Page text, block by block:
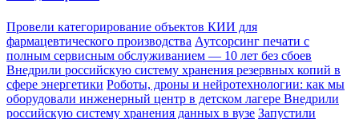
Провели категорирование объектов КИИ для
фармацевтического производства Аутсорсинг печати с
полным сервисным обслуживанием — 10 лет без сбоев
Внедрили российскую систему хранения резервных копий в
сфере энергетики Роботы, дроны и нейротехнологии: как мы
оборудовали инженерный центр в детском лагере Внедрили
российскую систему хранения данных в вузе Запустили